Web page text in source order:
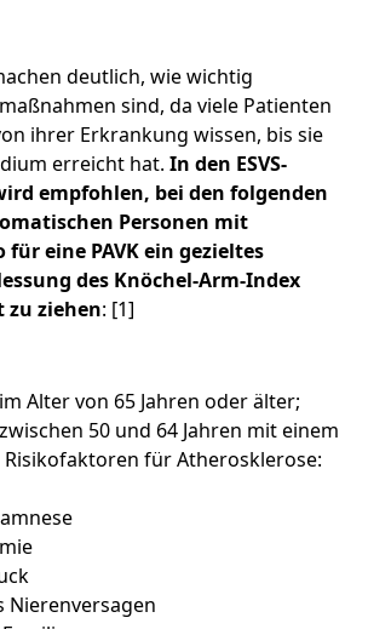
deutlich, wie wichtig
sind, da viele Patienten
ihrer Erkrankung wissen, bis sie
erreicht hat. In den ESVS-
empfohlen, bei den folgenden
Personen mit
eine PAVK ein gezieltes
des Knöchel-Arm-Index
zu ziehen: [1]
Alter von 65 Jahren oder älter;
50 und 64 Jahren mit einem
für Atherosklerose:
Nierenversagen